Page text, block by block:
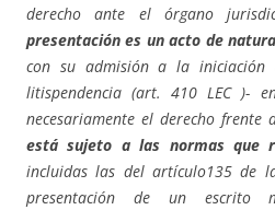
derecho ante el órgano
presentación es un acto de
con su admisión a la iniciación
litispendencia (art. 410 LEC )-
necesariamente el derecho frente
está sujeto a las normas que
incluidas las del artículo135 de
presentación de un escrito